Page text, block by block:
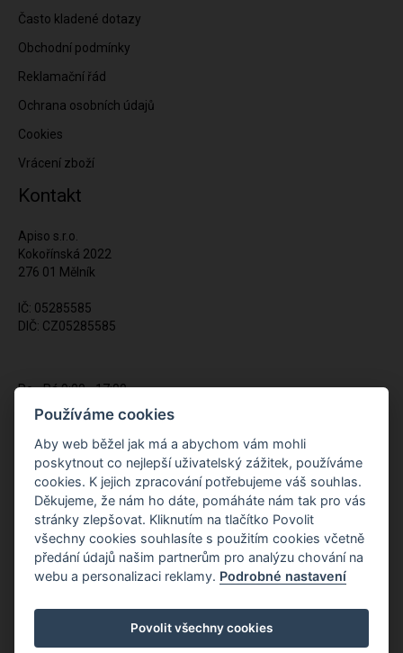
Často kladené dotazy
Obchodní podmínky
Reklamační řád
Ochrana osobních údajů
Cookies
Vrácení zboží
Kontakt
Apiso s.r.o.
Kokořínská 2022
276 01 Mělník
IČ: 05285585
DIČ: CZ05285585
Po - Pá 9:00 - 17:00
(12:00 - 12:30 pauza)
Napište nám kdykoliv!
info@apiso.cz
Používáme cookies
Aby web běžel jak má a abychom vám mohli
poskytnout co nejlepší uživatelský zážitek, používáme
cookies. K jejich zpracování potřebujeme váš souhlas.
Děkujeme, že nám ho dáte, pomáháte nám tak pro vás
stránky zlepšovat. Kliknutím na tlačítko Povolit
všechny cookies souhlasíte s použitím cookies včetně
předání údajů našim partnerům pro analýzu chování na
webu a personalizaci reklamy. Podrobné nastavení
Povolit všechny cookies